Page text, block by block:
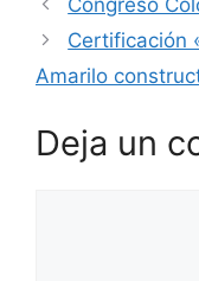
Certificación
Amarilo
Deja un